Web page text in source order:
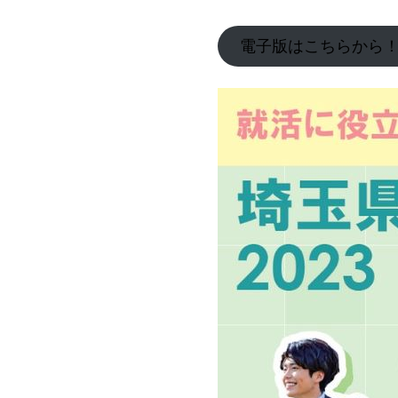
電子版はこちらから